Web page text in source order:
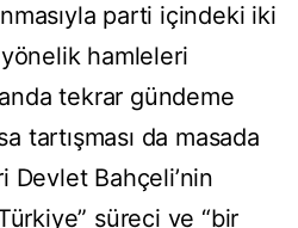
parti içindeki iki
hamleleri
tekrar gündeme
tartışması da masada
Devlet Bahçeli’nin
süreci ve “bir